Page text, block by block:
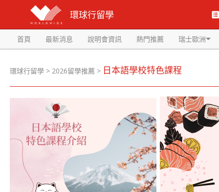
環球行留學
首頁 最新消息 說明會資訊 熱門推薦 瑞士歐洲
環球行留學 > 2026留學推薦 > 日本語學校特色課程